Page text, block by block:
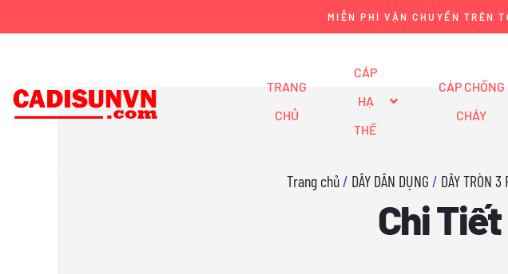
MIỄN PHÍ VẬN CHUYỂN TRÊN
TRANG
CHỦ
CÁP
HẠ
THẾ
CÁP CHỐNG
CHÁY
Trang chủ/ DÂY DÂN DỤNG / DÂY TRÒN 3
Chi